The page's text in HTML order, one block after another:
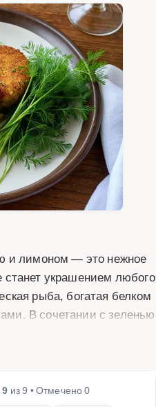
и лимоном — это нежное
станет украшением любого
рыба, богатая белком
В сочетании с зеленью
свежая треска,
по вкусу. Рыбу
9 из9 • Отмечено0